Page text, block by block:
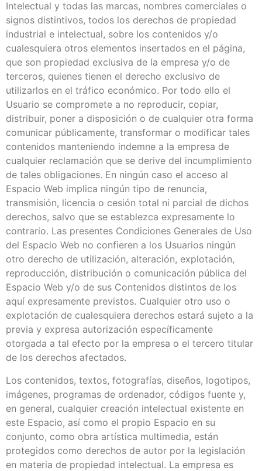
Intelectual y todas las marcas, nombres comerciales o
signos distintivos, todos los derechos de propiedad
industrial e intelectual, sobre los contenidos y/o
cualesquiera otros elementos insertados en el página,
que son propiedad exclusiva de la empresa y/o de
terceros, quienes tienen el derecho exclusivo de
utilizarlos en el tráfico económico. Por todo ello el
Usuario se compromete a no reproducir, copiar,
distribuir, poner a disposición o de cualquier otra forma
comunicar públicamente, transformar o modificar tales
contenidos manteniendo indemne a la empresa de
cualquier reclamación que se derive del incumplimiento
de tales obligaciones. En ningún caso el acceso al
Espacio Web implica ningún tipo de renuncia,
transmisión, licencia o cesión total ni parcial de dichos
derechos, salvo que se establezca expresamente lo
contrario. Las presentes Condiciones Generales de Uso
del Espacio Web no confieren a los Usuarios ningún
otro derecho de utilización, alteración, explotación,
reproducción, distribución o comunicación pública del
Espacio Web y/o de sus Contenidos distintos de los
aquí expresamente previstos. Cualquier otro uso o
explotación de cualesquiera derechos estará sujeto a la
previa y expresa autorización específicamente
otorgada a tal efecto por la empresa o el tercero titular
de los derechos afectados.
Los contenidos, textos, fotografías, diseños, logotipos,
imágenes, programas de ordenador, códigos fuente y,
en general, cualquier creación intelectual existente en
este Espacio, así como el propio Espacio en su
conjunto, como obra artística multimedia, están
protegidos como derechos de autor por la legislación
en materia de propiedad intelectual. La empresa es